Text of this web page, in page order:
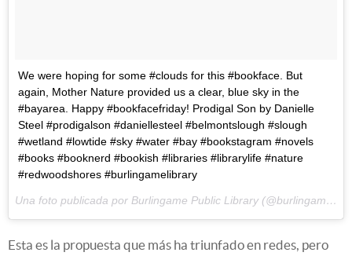
We were hoping for some #clouds for this #bookface. But
again, Mother Nature provided us a clear, blue sky in the
#bayarea. Happy #bookfacefriday! Prodigal Son by Danielle
Steel #prodigalson #daniellesteel #belmontslough #slough
#wetland #lowtide #sky #water #bay #bookstagram #novels
#books #booknerd #bookish #libraries #librarylife #nature
#redwoodshores #burlingamelibrary
Una foto publicada por Burlingame Public Library (@burlingame_library) el
Esta es la propuesta que más ha triunfado en redes, pero